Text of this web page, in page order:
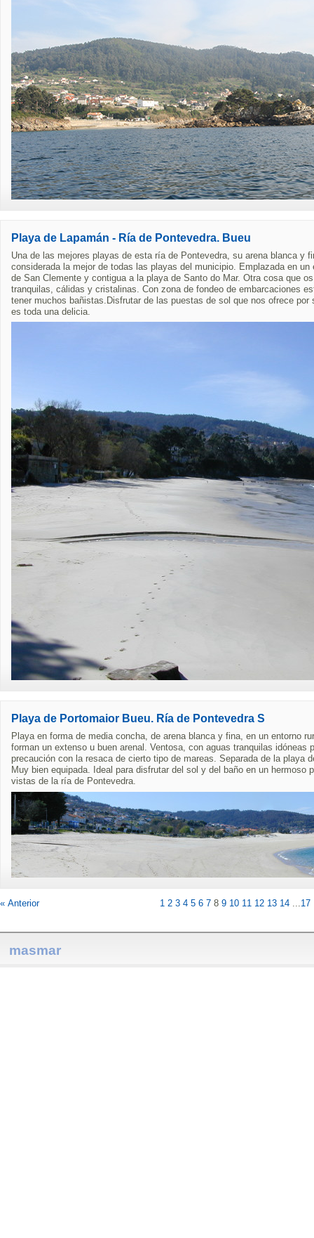
Playa de Lapamán - Ría de Pontevedra. Bueu
Una de las mejores playas de esta ría de Pontevedra, su arena blanca y
considerada la mejor de todas las playas del municipio. Emplazada en
de San Clemente y contigua a la playa de Santo do Mar. Otra cosa que
tranquilas, cálidas y cristalinas. Con zona de fondeo de embarcaciones
tener muchos bañistas.Disfrutar de las puestas de sol que nos ofrece por
es toda una delicia.
Playa de Portomaior Bueu. Ría de Pontevedra S
Playa en forma de media concha, de arena blanca y fina, en un entorno
forman un extenso u buen arenal. Ventosa, con aguas tranquilas idóneas
precaución con la resaca de cierto tipo de mareas. Separada de la playa
Muy bien equipada. Ideal para disfrutar del sol y del baño en un hermoso
vistas de la ría de Pontevedra.
« Anterior 1 2 3 4 5 6 7 8 9 10 11 12 13 14 17
masmar